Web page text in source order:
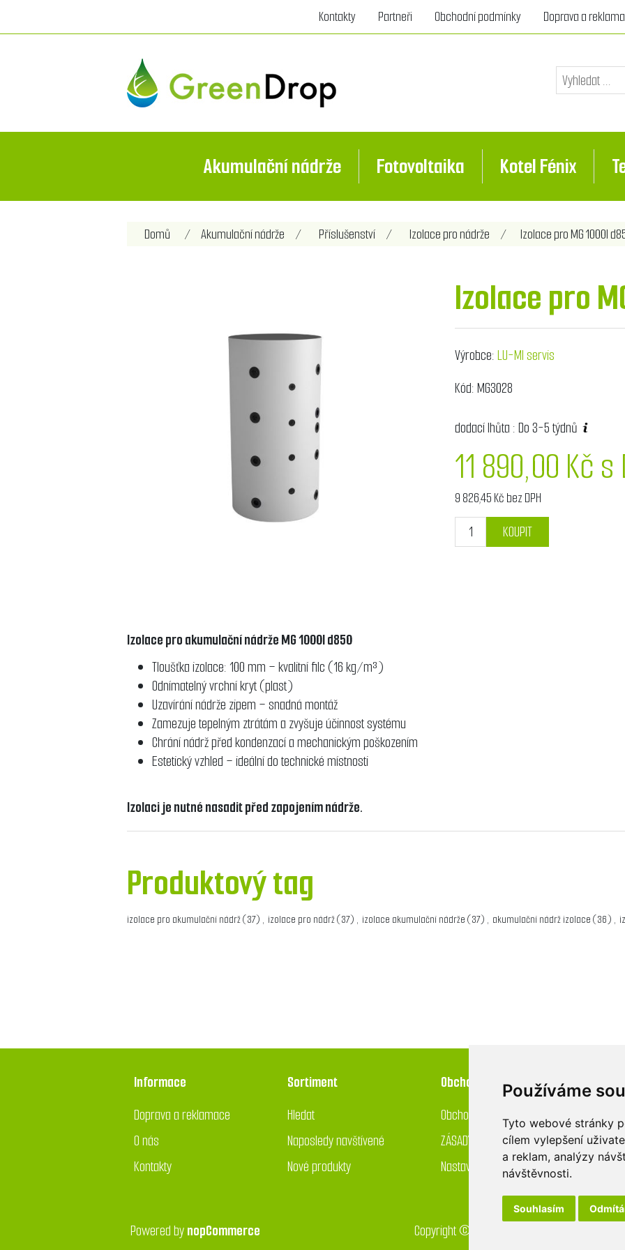
Používáme
Tyto webové stránky
cílem vylepšení
a reklam, analýzy
návštěvnosti.
Souhlasím
Kontakty Partneři Obchodní podmínky Doprava a
Akumulační nádrže Fotovoltaika Kotel Fénix
Domů / Akumulační nádrže / Příslušenství / Izolace pro nádrže / Izolace pro MG 1000l
Izolace pro
Výrobce: LU-MI servis
Kód: MG3028
dodací lhůta : Do 3-5 týdnů
11 890,00 Kč s
9 826,45 Kč bez DPH
KOUPIT
Izolace pro akumulační nádrže MG 1000l d850
Tloušťka izolace: 100 mm – kvalitní filc (16 kg/m³)
Odnímatelný vrchní kryt (plast)
Uzavírání nádrže zipem – snadná montáž
Zamezuje tepelným ztrátám a zvyšuje účinnost systému
Chrání nádrž před kondenzací a mechanickým poškozením
Estetický vzhled – ideální do technické místnosti
Izolaci je nutné nasadit před zapojením nádrže.
Produktový tag
izolace pro akumulační nádrž(37) , izolace pro nádrž(37) , izolace akumulační nádrže (37) , akumulační nádrž izolace (36) ,
Informace
Doprava a reklamace
O nás
Kontakty
Sortiment
Hledat
Naposledy navštívené
Nové produkty
Obchod
Obchodní podmínky
ZÁSADY OCHRANY OSOBNÍCH ÚDAJŮ
Nastavení používání cookies
Copyright © 2026 GreenDrop obchod.
Powered bynopCommerce